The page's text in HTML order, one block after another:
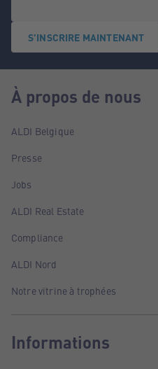
S'INSCRIRE MAINTENANT
À propos de nous
ALDI Belgique
Presse
Jobs
ALDI Real Estate
Compliance
ALDI Nord
Notre vitrine à trophées
Informations